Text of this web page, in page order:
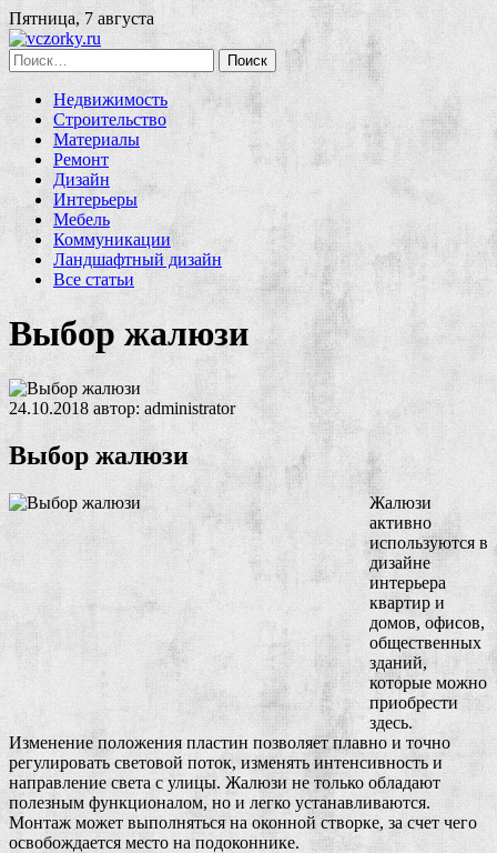
Пятница, 7 августа
Найти:
Недвижимость
Строительство
Материалы
Ремонт
Дизайн
Интерьеры
Мебель
Коммуникации
Ландшафтный дизайн
Все статьи
Выбор жалюзи
24.10.2018 автор: administrator
Выбор жалюзи
Жалюзи
активно
используются в
дизайне
интерьера
квартир и
домов, офисов,
общественных
зданий,
которые можно
приобрести
здесь.
Изменение положения пластин позволяет плавно и точно
регулировать световой поток, изменять интенсивность и
направление света с улицы. Жалюзи не только обладают
полезным функционалом, но и легко устанавливаются.
Монтаж может выполняться на оконной створке, за счет чего
освобождается место на подоконнике.